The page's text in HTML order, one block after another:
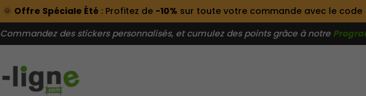
🌞 Offre Spéciale Été: Profitez de -10% sur toute votre commande avec le code
Commandez des stickers personnalisés, et cumulez des points grâce à notre